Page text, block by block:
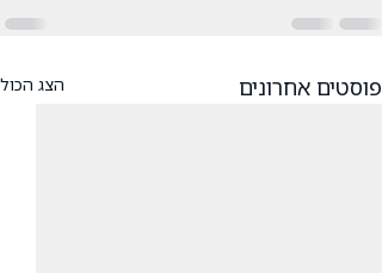
פוסטים אחרונים הצג הכול